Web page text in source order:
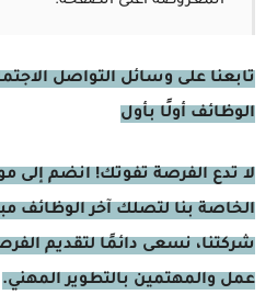
تابعنا على وسائل التواصل
الوظائف أولًا بأول
لا تدع الفرصة تفوتك! انضم إلى
الخاصة بنا لتصلك آخر الوظائف
شركتنا، نسعى دائمًا لتقديم
عمل والمهتمين بالتطوير المهني.